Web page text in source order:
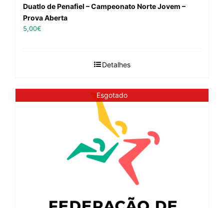
Duatlo de Penafiel – Campeonato Norte Jovem –
Prova Aberta
5,00€
Detalhes
Esgotado